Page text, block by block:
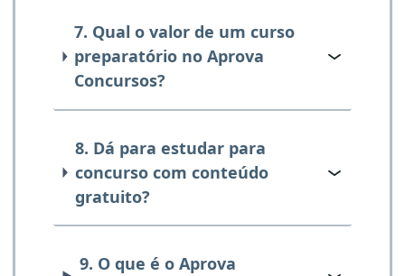
7. Qual o valor de um curso
preparatório no Aprova
Concursos?
8. Dá para estudar para
concurso com conteúdo
gratuito?
9. O que é o Aprova